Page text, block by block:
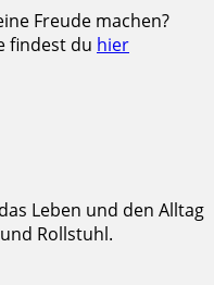
Freude machen?
findest du hier
Leben und den Alltag
Rollstuhl.